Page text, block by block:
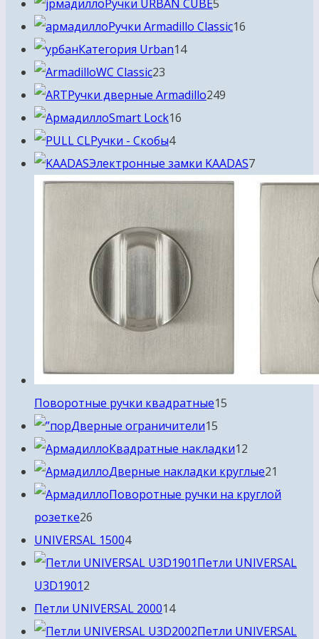
Ручки URBAN CUBE5
товаров
Ручки Armadillo Classic16
Категория Urban1414
WC Classic23
товара
Ручки дверные Armadillo249
Smart Lock16
Ручки - Скобы44
товара
Электронные замки KAADAS77
товаров
Поворотные ручки квадратные15
Дверные ограничители15
товаров
Квадратные накладки12
товаров
Дверные накладки круглые21
товар
Поворотные ручки на круглой
розетке26
товаров
UNIVERSAL 150044
товара
Петли UNIVERSAL
U3D19012
товара
Петли UNIVERSAL 20001414
товаровПетли UNIVERSAL